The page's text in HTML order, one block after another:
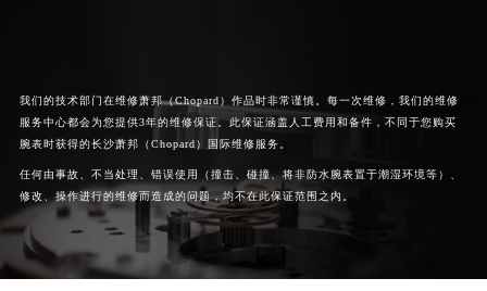
我们的技术部门在维修萧邦（Chopard）作品时非常谨慎。每一次维修，我们的维修
服务中心都会为您提供3年的维修保证。此保证涵盖人工费用和备件，不同于您购买
腕表时获得的长沙萧邦（Chopard）国际维修服务。
任何由事故、不当处理、错误使用（撞击、碰撞、将非防水腕表置于潮湿环境等）、
修改、操作进行的维修而造成的问题，均不在此保证范围之内。